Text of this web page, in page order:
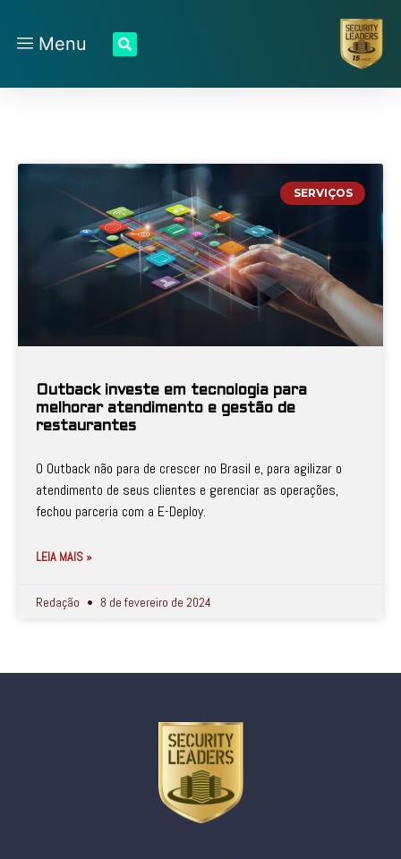
Menu
SERVIÇOS
Outback investe em tecnologia para
melhorar atendimento e gestão de
restaurantes
O Outback não para de crescer no Brasil e, para agilizar o
atendimento de seus clientes e gerenciar as operações,
fechou parceria com a E-Deploy.
LEIA MAIS »
Redação 8 de fevereiro de 2024